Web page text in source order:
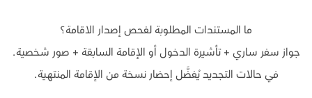
ما المستندات المطلوبة لفحص إصدار الاقامة؟
جواز سفر ساري + تأشيرة الدخول أو الإقامة السابقة + صور شخصية.
في حالات التجديد يُفضَّل إحضار نسخة من الإقامة المنتهية.